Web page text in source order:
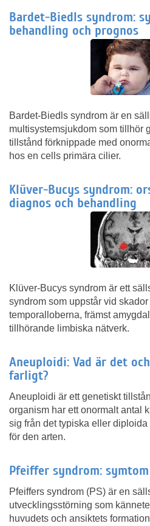
Bardet-Biedls syndrom:
behandling och prognos
Bardet-Biedls syndrom är en
multisystemsjukdom som tillhör
tillstånd förknippade med
hos en cells primära cilier.
Klüver-Bucys syndrom:
diagnos och behandling
Klüver-Bucys syndrom är ett
syndrom som uppstår vid
temporalloberna, främst
tillhörande limbiska nätverk.
Aneuploidi: Vad är det
farligt?
Aneuploidi är ett genetiskt
organism har ett onormalt antal
sig från det typiska eller
för den arten.
Pfeiffer syndrom:
Pfeiffers syndrom (PS) är en
utvecklingsstörning som
huvudets och ansiktets